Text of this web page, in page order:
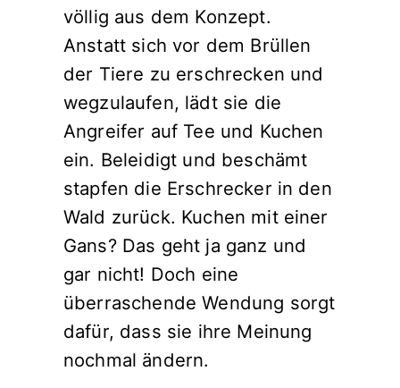
völlig aus dem Konzept.
Anstatt sich vor dem Brüllen
der Tiere zu erschrecken und
wegzulaufen, lädt sie die
Angreifer auf Tee und Kuchen
ein. Beleidigt und beschämt
stapfen die Erschrecker in den
Wald zurück. Kuchen mit einer
Gans? Das geht ja ganz und
gar nicht! Doch eine
überraschende Wendung sorgt
dafür, dass sie ihre Meinung
nochmal ändern.